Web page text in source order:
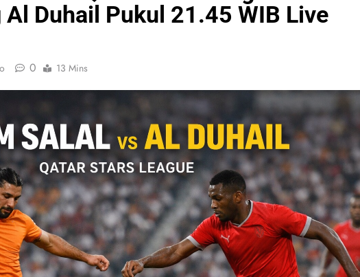
Al Duhail Pukul 21.45 WIB Live
0 13 Mins